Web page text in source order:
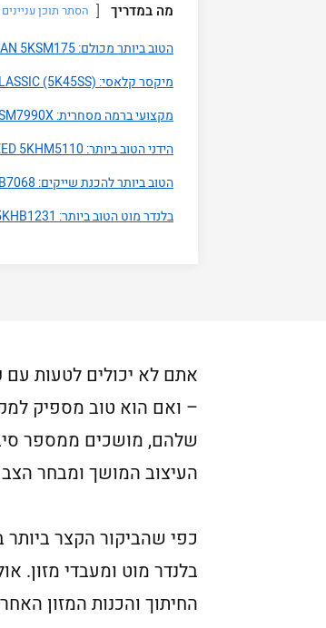
מה במדריך הסתר תוכן עניינים
הטוב ביותר מכולם: KITCHENAID ARTISAN 5KSM175
מיקסר קלאסי: KITCHENAID 4.3 L CLASSIC (5K45SS)
מקצועי ברמה מסחרית: KITCHENAID 6.9 L PROFESSIONAL 5KSM7990X
הידני הטוב ביותר: KITCHENAID CLASSIC 5 SPEED 5KHM5110
הטוב ביותר להכנת שייקים: KITCHENAID ARTISAN 5KSB7068
בלנדר מוט הטוב ביותר: KITCHENAID CLASSIC 5KHB1231
אתם לא יכולים לטעות
– ואם הוא טוב מספיק
שלהם, מושכים ממספר
העיצוב המושך ומבחר
כפי שהביקור הקצר
החיתוך והכנות המזון